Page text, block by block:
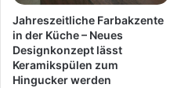
Jahreszeitliche Farbakzente
in der Küche – Neues
Designkonzept lässt
Keramikspülen zum
Hingucker werden